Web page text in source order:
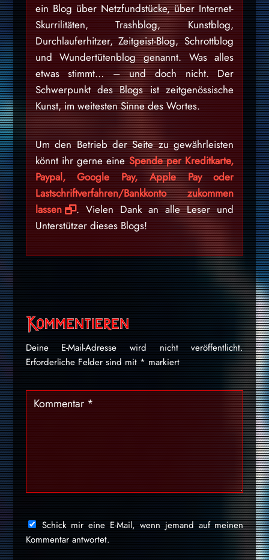
ein Blog über Netzfundstücke, über Internet-
Skurrilitäten, Trashblog, Kunstblog,
Durchlauferhitzer, Zeitgeist-Blog, Schrottblog
und Wundertütenblog genannt. Was alles
etwas stimmt… – und doch nicht. Der
Schwerpunkt des Blogs ist zeitgenössische
Kunst, im weitesten Sinne des Wortes.
Um den Betrieb der Seite zu gewährleisten
könnt ihr gerne eineSpende per Kreditkarte,
Paypal, Google Pay, Apple Pay oder
Lastschriftverfahren/Bankkonto zukommen
lassen
. Vielen Dank an alle Leser und
Unterstützer dieses Blogs!
Kommentieren
Deine E-Mail-Adresse wird nicht veröffentlicht.
Erforderliche Felder sind mit * markiert
Schick mir eine E-Mail, wenn jemand auf meinen
Kommentar antwortet.